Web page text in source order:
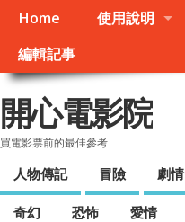
Home 使用說明
編輯記事
開心電影院
買電影票前的最佳參考
人物傳記 冒險 劇情
奇幻 恐怖 愛情